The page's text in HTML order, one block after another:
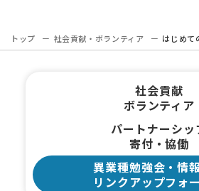
トップ 社会貢献・ボランティア はじめて
社会貢献
ボランティア
パートナーシッ
寄付・協働
異業種勉強会・情
リンクアップフォ